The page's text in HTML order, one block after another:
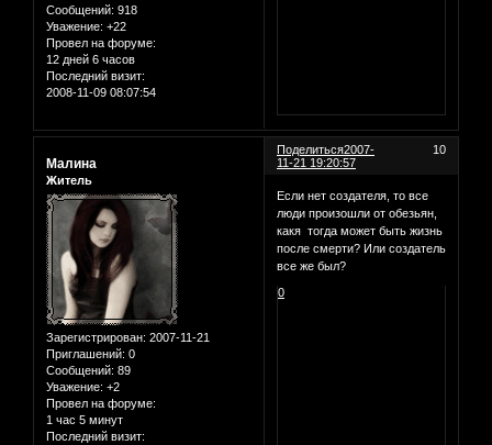
Сообщений: 918
Уважение: +22
Провел на форуме:
12 дней 6 часов
Последний визит:
2008-11-09 08:07:54
Поделиться 10
2007-
11-21 19:20:57
Малина
Житель
Зарегистрирован: 2007-11-21
Приглашений: 0
Сообщений: 89
Уважение: +2
Провел на форуме:
1 час 5 минут
Последний визит:
Если нет создателя, то все
люди произошли от обезьян,
какя тогда может быть жизнь
после смерти? Или создатель
все же был?
0